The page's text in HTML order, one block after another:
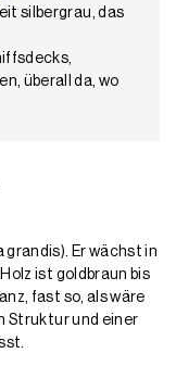
silbergrau, das
überall da, wo
grandis). Er wächst in
ist goldbraun bis
fast so, als wäre
Struktur und einer